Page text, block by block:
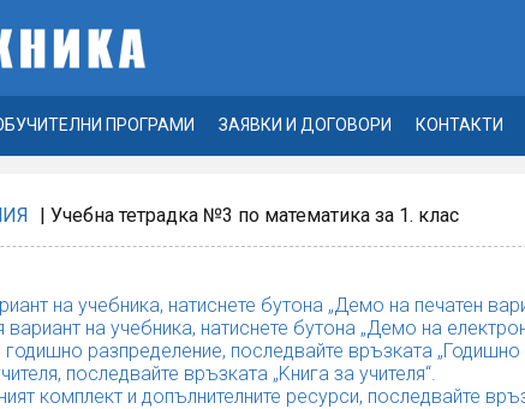
ПРОГРАМИ ЗАЯВКИ И ДОГОВОРИ КОНТАКТИ
| Учебна тетрадка №3 по математика за 1. клас
на учебника, натиснете бутона „Демо на печатен
на учебника, натиснете бутона „Демо на
разпределение, последвайте връзката „Годишно
последвайте връзката „Kнига за учителя“.
комплект и допълнителните ресурси, последвайте